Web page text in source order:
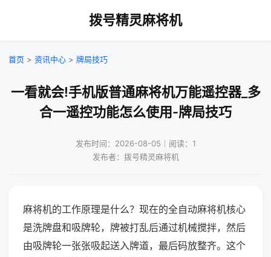
拨号精灵麻将机
首页 > 资讯中心 > 牌局技巧
一看就会!手机版普通麻将机万能遥控器_多
合一遥控功能怎么使用-牌局技巧
发布时间：2026-08-05｜阅读：1
发布者：拨号精灵麻将机
麻将机的工作原理是什么？现在的全自动麻将机核心
是洗牌盘和吸牌轮，牌被打乱后通过机械搅拌，然后
由吸牌轮一张张吸起送入牌道，最后码放整齐。这个